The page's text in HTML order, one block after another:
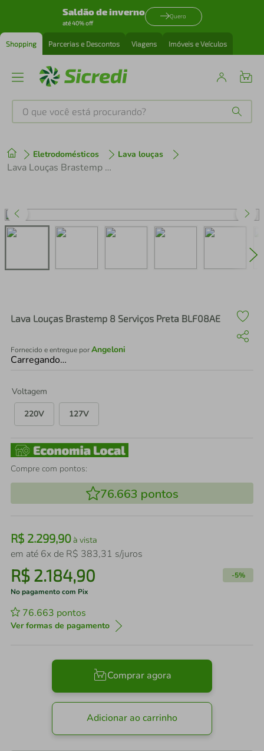
Saldão de inverno
até 40% off
Quero
Shopping Parcerias e Descontos Viagens Imóveis e Veículos
O que você está procurando?
Eletrodomésticos Lava louças
Lava Louças Brastemp 8 Serviços Preta BLF08AE
Lava Louças Brastemp 8 Serviços Preta BLF08AE
Fornecido e entregue porAngeloni
Carregando…
Voltagem
220V
127V
Compre com pontos:
76.663 pontos
R$ 2.299,90à vista
em até 6x de R$ 383,31 s/juros
R$ 2.184,90 -5%
No pagamento com Pix
76.663 pontos
Ver formas de pagamento
Comprar agora
Adicionar ao carrinho
1 º tenis
perfume